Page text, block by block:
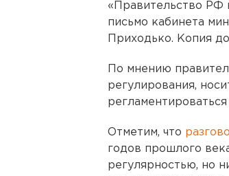
«Правительство РФ
письмо кабинета
Приходько. Копия
По мнению
регулирования,
регламентироваться
Отметим, что
годов прошлого
регулярностью, но